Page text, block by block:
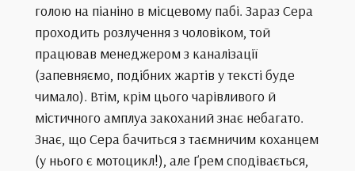
голою на піаніно в місцевому пабі. Зараз Сера
проходить розлучення з чоловіком, той
працював менеджером з каналізації
(запевняємо, подібних жартів у тексті буде
чимало). Втім, крім цього чарівливого й
містичного амплуа закоханий знає небагато.
Знає, що Сера бачиться з таємничим коханцем
(у нього є мотоцикл!), але Ґрем сподівається,